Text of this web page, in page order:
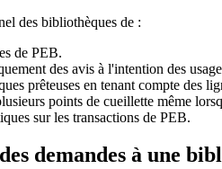
des bibliothèques de :
de PEB.
des avis à l'intention des
prêteuses en tenant compte des
points de cueillette même
sur les transactions de PEB.
demandes à une